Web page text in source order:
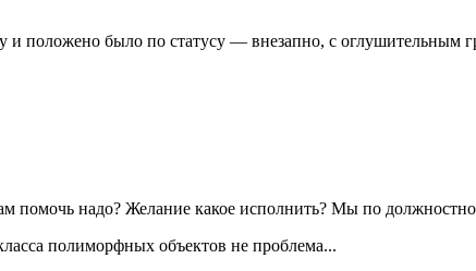
положено было по статусу — внезапно, с оглушительным
помочь надо? Желание какое исполнить? Мы по
полиморфных объектов не проблема...